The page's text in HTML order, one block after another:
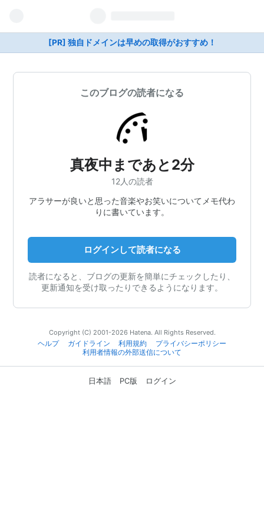
[PR] 独自ドメインは早めの取得がおすすめ！
このブログの読者になる
真夜中まであと2分
12人の読者
アラサーが良いと思った音楽やお笑いについてメモ代わ
りに書いています。
ログインして読者になる
読者になると、ブログの更新を簡単にチェックしたり、
更新通知を受け取ったりできるようになります。
Copyright (C) 2001-2026 Hatena. All Rights Reserved.
ヘルプ
ガイドライン 利用規約
プライバシーポリシー
利用者情報の外部送信について
日本語 PC版 ログイン